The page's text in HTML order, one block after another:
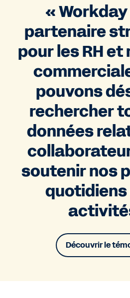
«
partenaire
pour les RH
pouvons
rechercher
données
soutenir nos
Découvrir le